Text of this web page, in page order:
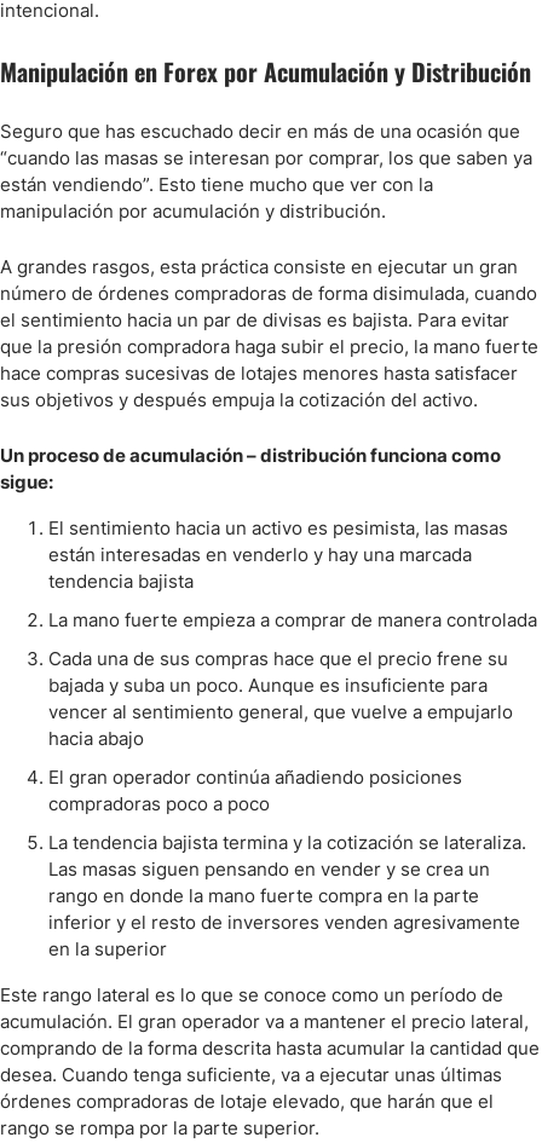
intencional.
Manipulación en Forex por Acumulación y Distribución
Seguro que has escuchado decir en más de una ocasión que
“cuando las masas se interesan por comprar, los que saben ya
están vendiendo”. Esto tiene mucho que ver con la
manipulación por acumulación y distribución.
A grandes rasgos, esta práctica consiste en ejecutar un gran
número de órdenes compradoras de forma disimulada, cuando
el sentimiento hacia un par de divisas es bajista. Para evitar
que la presión compradora haga subir el precio, la mano fuerte
hace compras sucesivas de lotajes menores hasta satisfacer
sus objetivos y después empuja la cotización del activo.
Un proceso de acumulación – distribución funciona como
sigue:
El sentimiento hacia un activo es pesimista, las masas
están interesadas en venderlo y hay una marcada
tendencia bajista
La mano fuerte empieza a comprar de manera controlada
Cada una de sus compras hace que el precio frene su
bajada y suba un poco. Aunque es insuficiente para
vencer al sentimiento general, que vuelve a empujarlo
hacia abajo
El gran operador continúa añadiendo posiciones
compradoras poco a poco
La tendencia bajista termina y la cotización se lateraliza.
Las masas siguen pensando en vender y se crea un
rango en donde la mano fuerte compra en la parte
inferior y el resto de inversores venden agresivamente
en la superior
Este rango lateral es lo que se conoce como un período de
acumulación. El gran operador va a mantener el precio lateral,
comprando de la forma descrita hasta acumular la cantidad que
desea. Cuando tenga suficiente, va a ejecutar unas últimas
órdenes compradoras de lotaje elevado, que harán que el
rango se rompa por la parte superior.